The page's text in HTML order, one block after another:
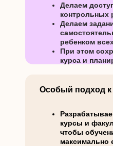
курсы и
чтобы
максимально
Особый подход к
Делаем
контрольных
Делаем
ребенком
При этом
курса и